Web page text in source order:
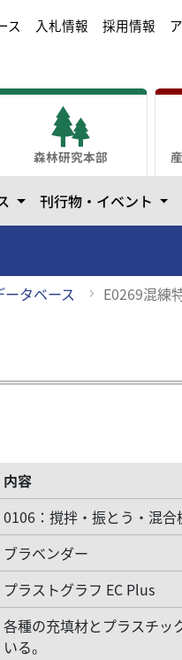
ス 入札情報 採用情報
すカテゴリーを開きます
刊行物・イベント カ
森林研究本部
タベース E0269混練
内容
0106：撹拌・振とう・混合
ブラベンダー
プラストグラフ EC Plus
各種の充填材とプラスチッ
いる。